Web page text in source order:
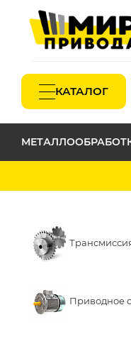
КАТАЛОГ
Приводное